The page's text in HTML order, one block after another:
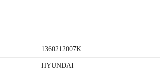
1360212007K
HYUNDAI